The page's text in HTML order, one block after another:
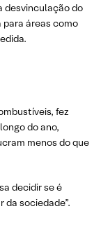
desvinculação do
áreas como
fez
do ano,
menos do que
decidir se é
da sociedade”.